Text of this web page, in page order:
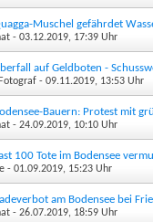
Muschel gefährdet
- 03.12.2019, 17:39 Uhr
auf Geldboten -
- 09.11.2019, 13:53 Uhr
Bauern: Protest mit
- 24.09.2019, 10:10 Uhr
100 Tote im Bodensee
- 01.09.2019, 15:23 Uhr
am Bodensee bei
- 26.07.2019, 18:59 Uhr